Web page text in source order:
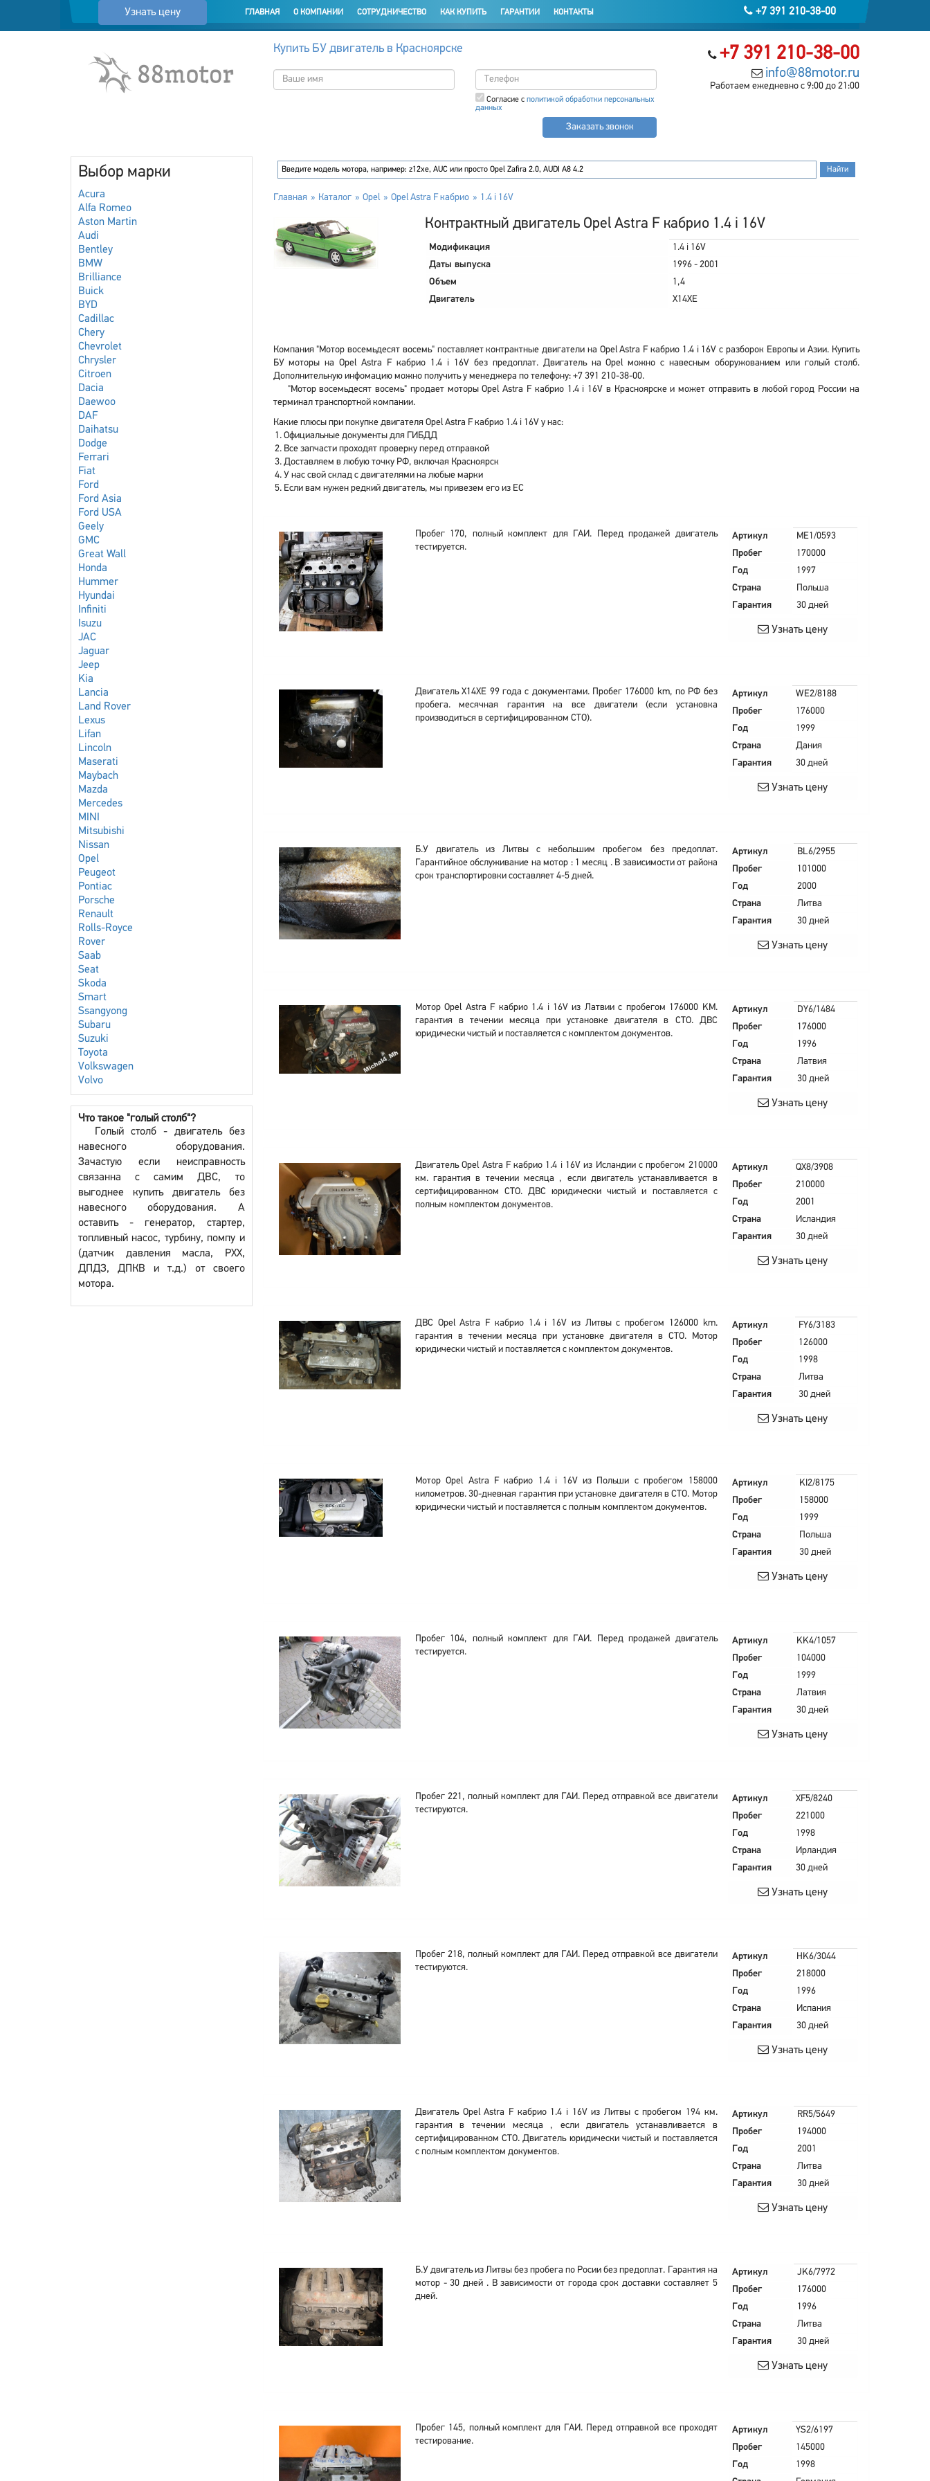
Узнать цену +7 391 210-38-00
ГЛАВНАЯ О КОМПАНИИ СОТРУДНИЧЕСТВО КАК КУПИТЬ ГАРАНТИИ КОНТАКТЫ
+7 391 210-38-00
info@88motor.ru
Работаем ежедневно с 9:00 до 21:00
Купить БУ двигатель в Красноярске
Согласие с политикой обработки персональных
данных
Заказать звонок
Выбор марки
Acura
Alfa Romeo
Aston Martin
Audi
Bentley
BMW
Brilliance
Buick
BYD
Cadillac
Chery
Chevrolet
Chrysler
Citroen
Dacia
Daewoo
DAF
Daihatsu
Dodge
Ferrari
Fiat
Ford
Ford Asia
Ford USA
Geely
GMC
Great Wall
Honda
Hummer
Hyundai
Infiniti
Isuzu
JAC
Jaguar
Jeep
Kia
Lancia
Land Rover
Lexus
Lifan
Lincoln
Maserati
Maybach
Mazda
Mercedes
MINI
Mitsubishi
Nissan
Opel
Peugeot
Pontiac
Porsche
Renault
Rolls-Royce
Rover
Saab
Seat
Skoda
Smart
Ssangyong
Subaru
Suzuki
Toyota
Volkswagen
Volvo
Что такое "голый столб"?
Голый столб - двигатель без
навесного оборудования.
Зачастую если неисправность
связанна с самим ДВС, то
выгоднее купить двигатель без
навесного оборудования. А
оставить - генератор, стартер,
топливный насос, турбину, помпу и
(датчик давления масла, РХХ,
ДПДЗ, ДПКВ и т.д.) от своего
мотора.
Главная Каталог Opel Opel Astra F кабрио 1.4 i 16V
Контрактный двигатель Opel Astra F кабрио 1.4 i 16V
Модификация
1.4 i 16V
Даты выпуска
1996 - 2001
Объем
1,4
Двигатель
X14XE
Компания "Мотор восемьдесят восемь" поставляет контрактные двигатели на Opel Astra F кабрио 1.4 i 16V с разборок Европы и Азии. Купить
БУ моторы на Opel Astra F кабрио 1.4 i 16V без предоплат. Двигатель на Opel можно с навесным оборужованием или голый столб.
Дополнительную инфомацию можно получить у менеджера по телефону: +7 391 210-38-00.
"Мотор восемьдесят восемь" продает моторы Opel Astra F кабрио 1.4 i 16V в Красноярске и может отправить в любой город России на
терминал транспортной компании.
Какие плюсы при покупке двигателя Opel Astra F кабрио 1.4 i 16V у нас:
Официальные документы для ГИБДД
Все запчасти проходят проверку перед отправкой
Доставляем в любую точку РФ, включая Красноярск
У нас свой склад с двигателями на любые марки
Если вам нужен редкий двигатель, мы привезем его из ЕС
Пробег 170, полный комплект для ГАИ. Перед продажей двигатель
тестируется.
Артикул
ME1/0593
Пробег
170000
Год
1997
Страна
Польша
Гарантия
30 дней
Узнать цену
Двигатель X14XE 99 года с документами. Пробег 176000 km, по РФ без
пробега. месячная гарантия на все двигатели (если установка
производиться в сертифицированном СТО).
Артикул
WE2/8188
Пробег
176000
Год
1999
Страна
Дания
Гарантия
30 дней
Узнать цену
Б.У двигатель из Литвы с небольшим пробегом без предоплат.
Гарантийное обслуживание на мотор : 1 месяц . В зависимости от района
срок транспортировки составляет 4-5 дней.
Артикул
BL6/2955
Пробег
101000
Год
2000
Страна
Литва
Гарантия
30 дней
Узнать цену
Мотор Opel Astra F кабрио 1.4 i 16V из Латвии с пробегом 176000 KM.
гарантия в течении месяца при установке двигателя в СТО. ДВС
юридически чистый и поставляется с комплектом документов.
Артикул
DY6/1484
Пробег
176000
Год
1996
Страна
Латвия
Гарантия
30 дней
Узнать цену
Двигатель Opel Astra F кабрио 1.4 i 16V из Исландии с пробегом 210000
км. гарантия в течении месяца , если двигатель устанавливается в
сертифицированном СТО. ДВС юридически чистый и поставляется с
полным комплектом документов.
Артикул
QX8/3908
Пробег
210000
Год
2001
Страна
Исландия
Гарантия
30 дней
Узнать цену
ДВС Opel Astra F кабрио 1.4 i 16V из Литвы с пробегом 126000 km.
гарантия в течении месяца при установке двигателя в СТО. Мотор
юридически чистый и поставляется с комплектом документов.
Артикул
FY6/3183
Пробег
126000
Год
1998
Страна
Литва
Гарантия
30 дней
Узнать цену
Мотор Opel Astra F кабрио 1.4 i 16V из Польши с пробегом 158000
километров. 30-дневная гарантия при установке двигателя в СТО. Мотор
юридически чистый и поставляется с полным комплектом документов.
Артикул
KI2/8175
Пробег
158000
Год
1999
Страна
Польша
Гарантия
30 дней
Узнать цену
Пробег 104, полный комплект для ГАИ. Перед продажей двигатель
тестируется.
Артикул
KK4/1057
Пробег
104000
Год
1999
Страна
Латвия
Гарантия
30 дней
Узнать цену
Пробег 221, полный комплект для ГАИ. Перед отправкой все двигатели
тестируются.
Артикул
XF5/8240
Пробег
221000
Год
1998
Страна
Ирландия
Гарантия
30 дней
Узнать цену
Пробег 218, полный комплект для ГАИ. Перед отправкой все двигатели
тестируются.
Артикул
HK6/3044
Пробег
218000
Год
1996
Страна
Испания
Гарантия
30 дней
Узнать цену
Двигатель Opel Astra F кабрио 1.4 i 16V из Литвы с пробегом 194 км.
гарантия в течении месяца , если двигатель устанавливается в
сертифицированном СТО. Двигатель юридически чистый и поставляется
с полным комплектом документов.
Артикул
RR5/5649
Пробег
194000
Год
2001
Страна
Литва
Гарантия
30 дней
Узнать цену
Б.У двигатель из Литвы без пробега по Росии без предоплат. Гарантия на
мотор - 30 дней . В зависимости от города срок доставки составляет 5
дней.
Артикул
JK6/7972
Пробег
176000
Год
1996
Страна
Литва
Гарантия
30 дней
Узнать цену
Пробег 145, полный комплект для ГАИ. Перед отправкой все проходят
тестирование.
Артикул
YS2/6197
Пробег
145000
Год
1998